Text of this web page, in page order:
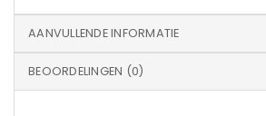
AANVULLENDE INFORMATIE
BEOORDELINGEN (0)